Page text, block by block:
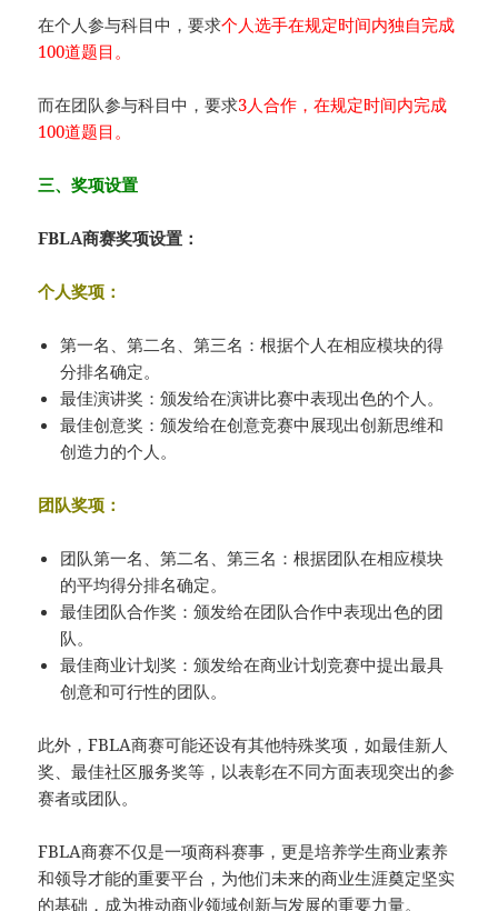
在个人参与科目中，要求个人选手在规定时间内独自完成
100道题目。
而在团队参与科目中，要求3人合作，在规定时间内完成
100道题目。
三、奖项设置
FBLA商赛奖项设置：
个人奖项：
第一名、第二名、第三名：根据个人在相应模块的得
分排名确定。
最佳演讲奖：颁发给在演讲比赛中表现出色的个人。
最佳创意奖：颁发给在创意竞赛中展现出创新思维和
创造力的个人。
团队奖项：
团队第一名、第二名、第三名：根据团队在相应模块
的平均得分排名确定。
最佳团队合作奖：颁发给在团队合作中表现出色的团
队。
最佳商业计划奖：颁发给在商业计划竞赛中提出最具
创意和可行性的团队。
此外，FBLA商赛可能还设有其他特殊奖项，如最佳新人
奖、最佳社区服务奖等，以表彰在不同方面表现突出的参
赛者或团队。
FBLA商赛不仅是一项商科赛事，更是培养学生商业素养
和领导才能的重要平台，为他们未来的商业生涯奠定坚实
的基础，成为推动商业领域创新与发展的重要力量。